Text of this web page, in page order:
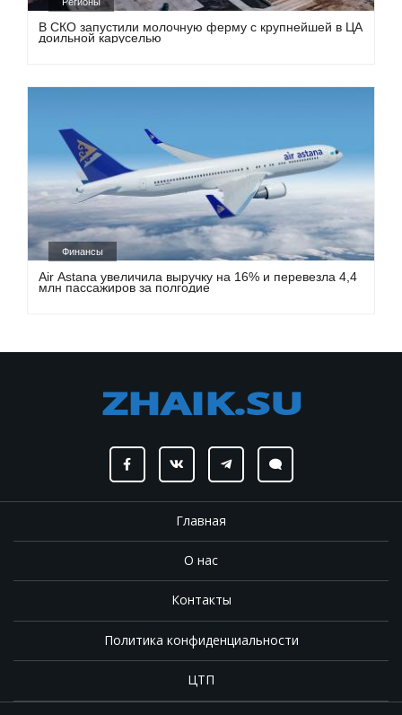
В СКО запустили молочную ферму с крупнейшей в ЦА
доильной каруселью
Финансы
Air Astana увеличила выручку на 16% и перевезла 4,4
млн пассажиров за полгодие
Главная
О нас
Контакты
Политика конфиденциальности
ЦТП